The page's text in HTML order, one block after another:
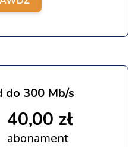
do 300 Mb/s
40,00 zł
abonament